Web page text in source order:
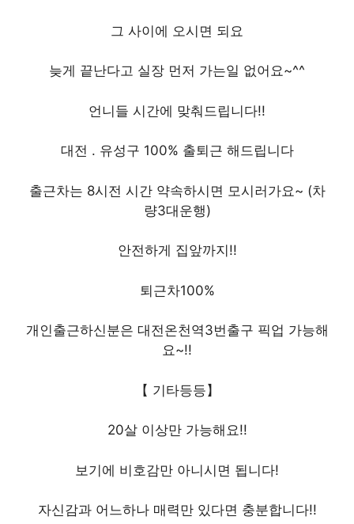
그 사이에 오시면 되요
늦게 끝난다고 실장 먼저 가는일 없어요~^^
언니들 시간에 맞춰드립니다!!
대전 . 유성구 100% 출퇴근 해드립니다
출근차는 8시전 시간 약속하시면 모시러가요~ (차
량3대운행)
안전하게 집앞까지!!
퇴근차100%
개인출근하신분은 대전온천역3번출구 픽업 가능해
요~!!
【 기타등등】
20살 이상만 가능해요!!
보기에 비호감만 아니시면 됩니다!
자신감과 어느하나 매력만 있다면 충분합니다!!